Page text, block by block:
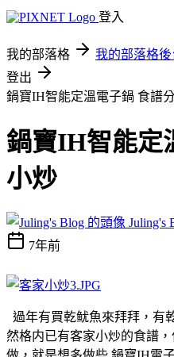
登入
我的部落格 我的部落格後
登出
鍋寶IH智能定溫電子鍋 食譜
鍋寶IH智能定
小炒
Juling's
7年前
過年有買乾鱿魚來拜拜，有
然格内已有客家小炒的食譜